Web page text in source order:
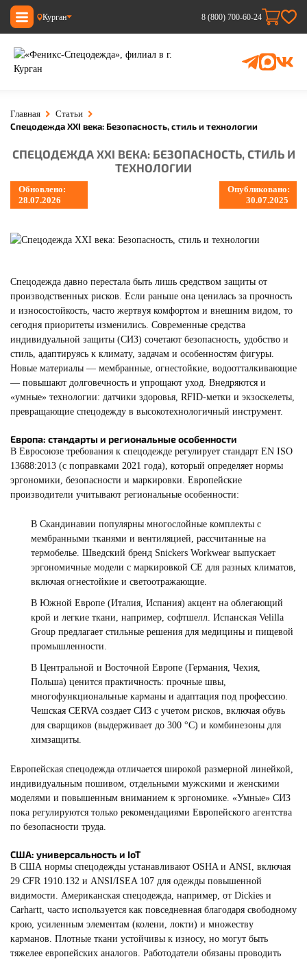
Курган 8 (800) 700-60-24
Главная Статьи
Спецодежда XXI века: Безопасность, стиль и технологии
СПЕЦОДЕЖДА XXI ВЕКА: БЕЗОПАСНОСТЬ, СТИЛЬ И
ТЕХНОЛОГИИ
Обновлено:
28.07.2026
Опубликовано:
30.07.2025
Спецодежда давно перестала быть лишь средством защиты от
производственных рисков. Если раньше она ценилась за прочность
и износостойкость, часто жертвуя комфортом и внешним видом, то
сегодня приоритеты изменились. Современные средства
индивидуальной защиты (СИЗ) сочетают безопасность, удобство и
стиль, адаптируясь к климату, задачам и особенностям фигуры.
Новые материалы — мембранные, огнестойкие, водоотталкивающие
— повышают долговечность и упрощают уход. Внедряются и
«умные» технологии: датчики здоровья, RFID-метки и экзоскелеты,
превращающие спецодежду в высокотехнологичный инструмент.
Европа: стандарты и региональные особенности
В Евросоюзе требования к спецодежде регулирует стандарт EN ISO
13688:2013 (с поправками 2021 года), который определяет нормы
эргономики, безопасности и маркировки. Европейские
производители учитывают региональные особенности:
В Скандинавии популярны многослойные комплекты с
мембранными тканями и вентиляцией, рассчитанные на
термобелье. Шведский бренд Snickers Workwear выпускает
эргономичные модели с маркировкой CE для разных климатов,
включая огнестойкие и светоотражающие.
В Южной Европе (Италия, Испания) акцент на облегающий
крой и легкие ткани, например, софтшелл. Испанская Velilla
Group предлагает стильные решения для медицины и пищевой
промышленности.
В Центральной и Восточной Европе (Германия, Чехия,
Польша) ценится практичность: прочные швы,
многофункциональные карманы и адаптация под профессию.
Чешская CERVA создает СИЗ с учетом рисков, включая обувь
для сварщиков (выдерживает до 300 °C) и комбинезоны для
химзащиты.
Европейская спецодежда отличается широкой размерной линейкой,
индивидуальным пошивом, отдельными мужскими и женскими
моделями и повышенным вниманием к эргономике. «Умные» СИЗ
пока регулируются только рекомендациями Европейского агентства
по безопасности труда.
США: универсальность и IoT
В США нормы спецодежды устанавливают OSHA и ANSI, включая
29 CFR 1910.132 и ANSI/ISEA 107 для одежды повышенной
видимости. Американская спецодежда, например, от Dickies и
Carhartt, часто используется как повседневная благодаря свободному
крою, усиленным элементам (колени, локти) и множеству
карманов. Плотные ткани устойчивы к износу, но могут быть
тяжелее европейских аналогов. Работодатели обязаны проводить